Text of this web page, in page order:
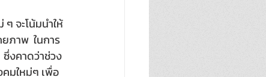
จะโน้มนำให้
ภาพ  ในการ
งคาดว่าช่วง
คมใหม่ๆ เพื่อ